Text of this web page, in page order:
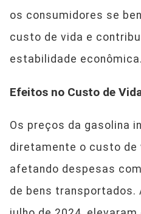
os consumidores se
custo de vida e
estabilidade econômica.
Efeitos no Custo de
Os preços da gasolina
diretamente o custo de
afetando despesas
de bens transportados.